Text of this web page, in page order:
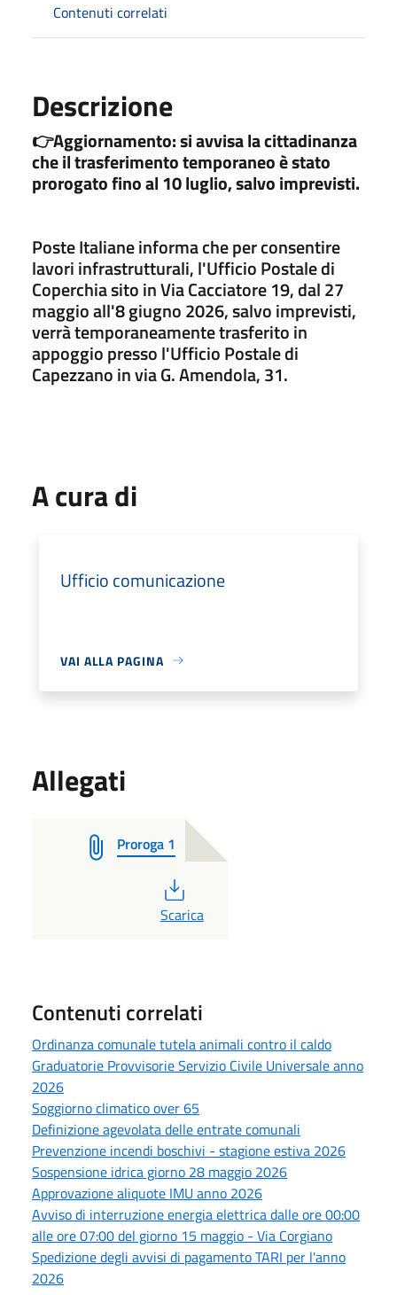
Contenuti correlati
Descrizione
👉Aggiornamento: si avvisa la cittadinanza
che il trasferimento temporaneo è stato
prorogato fino al 10 luglio, salvo imprevisti.
Poste Italiane informa che per consentire
lavori infrastrutturali, l'Ufficio Postale di
Coperchia sito in Via Cacciatore 19, dal 27
maggio all'8 giugno 2026, salvo imprevisti,
verrà temporaneamente trasferito in
appoggio presso l'Ufficio Postale di
Capezzano in via G. Amendola, 31.
A cura di
Ufficio comunicazione
VAI ALLA PAGINA
Allegati
Proroga 1
PDF
Scarica
Contenuti correlati
Ordinanza comunale tutela animali contro il caldo
Graduatorie Provvisorie Servizio Civile Universale anno
2026
Soggiorno climatico over 65
Definizione agevolata delle entrate comunali
Prevenzione incendi boschivi - stagione estiva 2026
Sospensione idrica giorno 28 maggio 2026
Approvazione aliquote IMU anno 2026
Avviso di interruzione energia elettrica dalle ore 00:00
alle ore 07:00 del giorno 15 maggio - Via Corgiano
Spedizione degli avvisi di pagamento TARI per l'anno
2026